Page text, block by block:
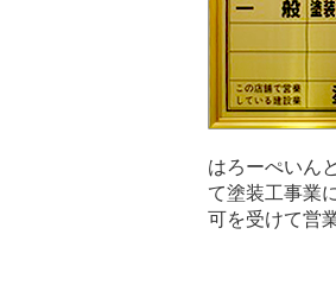
はろーぺいん
て塗装工事業
可を受けて営